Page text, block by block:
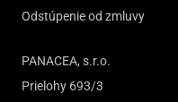
Odstúpenie od zmluvy
PANACEA, s.r.o.
Prielohy 693/3